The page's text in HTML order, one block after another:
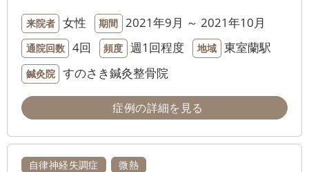
来院者 女性 期間 2021年9月 ～ 2021年10月
通院回数 4回 頻度 週1回程度 地域 東室蘭駅
鍼灸院 すのさき鍼灸整骨院
症例の詳細を見る
自律神経失調症 微熱